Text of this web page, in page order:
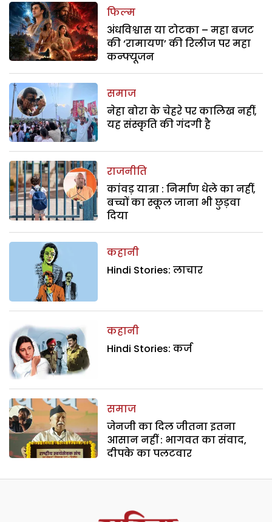
फिल्म
अंधविश्वास या टोटका – महा बजट
की ‘रामायण’ की रिलीज पर महा
कन्फ्यूजन
समाज
नेहा बोरा के चेहरे पर कालिख नहीं,
यह संस्कृति की गंदगी है
राजनीति
कांवड़ यात्रा : निर्माण धेले का नहीं,
बच्चों का स्कूल जाना भी छुड़वा
दिया
कहानी
Hindi Stories: लाचार
कहानी
Hindi Stories: कर्ज
समाज
जेनजी का दिल जीतना इतना
आसान नहीं : भागवत का संवाद,
दीपके का पलटवार